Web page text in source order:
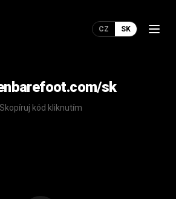
CZ SK
sk
Skopíruj kód kliknutím